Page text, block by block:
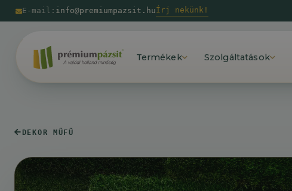
E-mail: info@premiumpazsit.huÍrj nekünk!
Termékek Szolgáltatások
DEKOR MŰFŰ